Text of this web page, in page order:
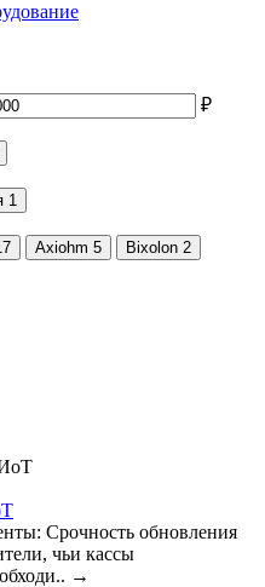
₽
1
Axiohm 5 Bixolon 2
Срочность обновления
чьи кассы
→